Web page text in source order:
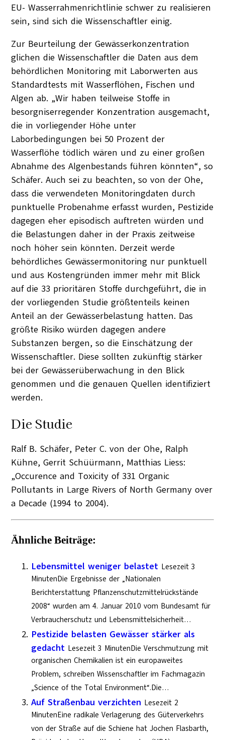
EU- Wasserrahmenrichtlinie schwer zu realisieren
sein, sind sich die Wissenschaftler einig.
Zur Beurteilung der Gewässerkonzentration
glichen die Wissenschaftler die Daten aus dem
behördlichen Monitoring mit Laborwerten aus
Standardtests mit Wasserflöhen, Fischen und
Algen ab. „Wir haben teilweise Stoffe in
besorgniserregender Konzentration ausgemacht,
die in vorliegender Höhe unter
Laborbedingungen bei 50 Prozent der
Wasserflöhe tödlich wären und zu einer großen
Abnahme des Algenbestands führen könnten“, so
Schäfer. Auch sei zu beachten, so von der Ohe,
dass die verwendeten Monitoringdaten durch
punktuelle Probenahme erfasst wurden, Pestizide
dagegen eher episodisch auftreten würden und
die Belastungen daher in der Praxis zeitweise
noch höher sein könnten. Derzeit werde
behördliches Gewässermonitoring nur punktuell
und aus Kostengründen immer mehr mit Blick
auf die 33 prioritären Stoffe durchgeführt, die in
der vorliegenden Studie größtenteils keinen
Anteil an der Gewässerbelastung hatten. Das
größte Risiko würden dagegen andere
Substanzen bergen, so die Einschätzung der
Wissenschaftler. Diese sollten zukünftig stärker
bei der Gewässerüberwachung in den Blick
genommen und die genauen Quellen identifiziert
werden.
Die Studie
Ralf B. Schäfer, Peter C. von der Ohe, Ralph
Kühne, Gerrit Schüürmann, Matthias Liess:
„Occurence and Toxicity of 331 Organic
Pollutants in Large Rivers of North Germany over
a Decade (1994 to 2004).
Ähnliche Beiträge:
Lebensmittel weniger belastet Lesezeit 3
MinutenDie Ergebnisse der „Nationalen
Berichterstattung Pflanzenschutzmittelrückstände
2008“ wurden am 4. Januar 2010 vom Bundesamt für
Verbraucherschutz und Lebensmittelsicherheit…
Pestizide belasten Gewässer stärker als
gedacht Lesezeit 3 MinutenDie Verschmutzung mit
organischen Chemikalien ist ein europaweites
Problem, schreiben Wissenschaftler im Fachmagazin
„Science of the Total Environment“.Die…
Auf Straßenbau verzichten Lesezeit 2
MinutenEine radikale Verlagerung des Güterverkehrs
von der Straße auf die Schiene hat Jochen Flasbarth,